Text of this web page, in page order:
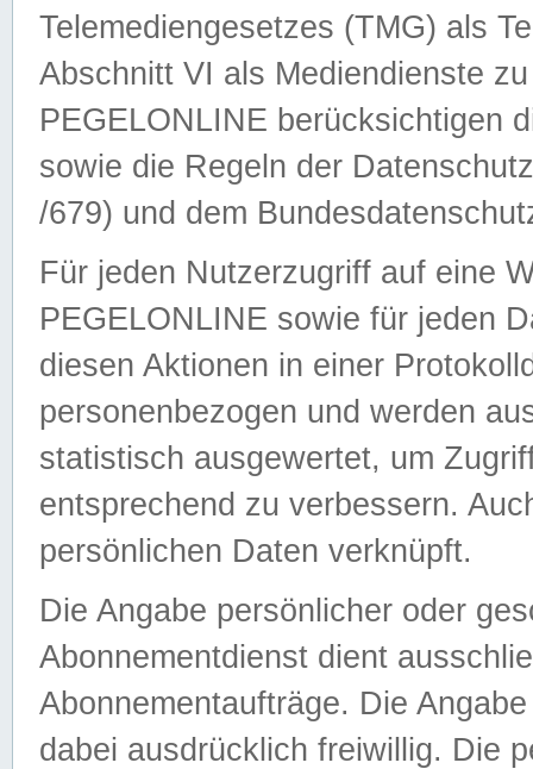
Telemediengesetzes (TMG) als
Abschnitt VI als Mediendienste
PEGELONLINE berücksichtigen
sowie die Regeln der
/679) und dem
Für jeden Nutzerzugriff auf eine
PEGELONLINE sowie für jeden
diesen Aktionen in einer
personenbezogen und werden
statistisch ausgewertet, um
entsprechend zu verbessern.
persönlichen Daten verknüpft.
Die Angabe persönlicher oder
Abonnementdienst dient
Abonnementaufträge. Die
dabei ausdrücklich freiwillig. Die